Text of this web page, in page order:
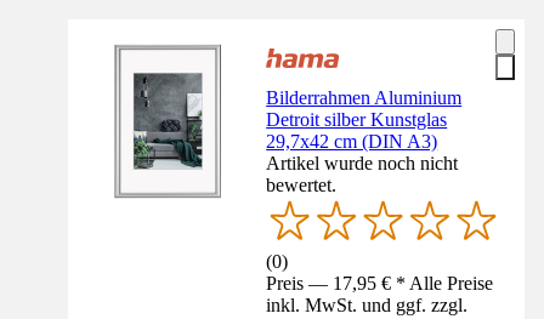
Bilderrahmen Aluminium
Detroit silber Kunstglas
29,7x42 cm (DIN A3)
Artikel wurde noch nicht
bewertet.
(0)
Preis — 17,95 € * Alle Preise
inkl. MwSt. und ggf. zzgl.